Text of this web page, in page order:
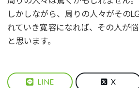
しかしながら、周りの人々がその
れていき寛容になれば、その人が
と思います。
X
LINE